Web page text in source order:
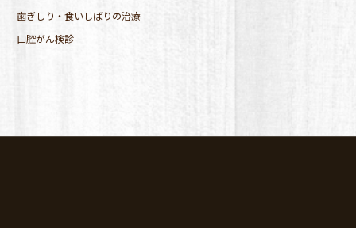
歯ぎしり・食いしばりの治療
口腔がん検診